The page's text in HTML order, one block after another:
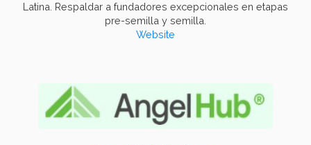
Latina. Respaldar a fundadores excepcionales en etapas
pre-semilla y semilla.
Website